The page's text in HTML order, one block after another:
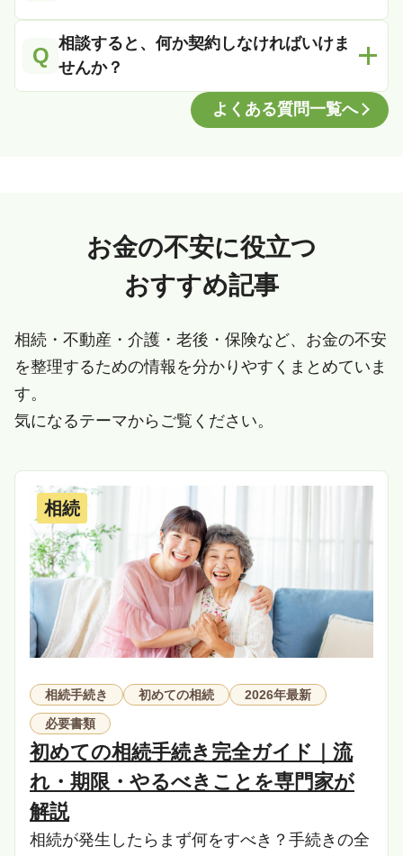
Q 相談すると、何か契約しなければいけま
せんか？
よくある質問一覧へ
お金の不安に役立つ
おすすめ記事
相続・不動産・介護・老後・保険など、お金の不安
を整理するための情報を分かりやすくまとめていま
す。
気になるテーマからご覧ください。
相続
相続手続き 初めての相続
2026年最新
必要書類
初めての相続手続き完全ガイド｜流
れ・期限・やるべきことを専門家が
解説
相続が発生したらまず何をすべき？手続きの全